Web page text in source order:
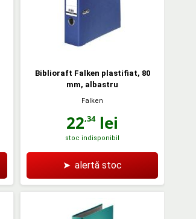
Biblioraft Falken plastifiat, 80
mm, albastru
Falken
22,34lei
stoc indisponibil
➤ alertă stoc